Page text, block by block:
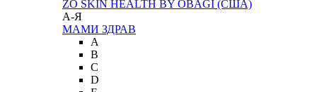
ZO SKIN HEALTH BY OBAGI (США)
А-Я
МАМИ ЗДРАВ
A
B
C
D